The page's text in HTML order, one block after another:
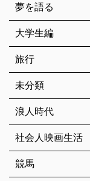
夢を語る
大学生編
旅行
未分類
浪人時代
社会人映画生活
競馬